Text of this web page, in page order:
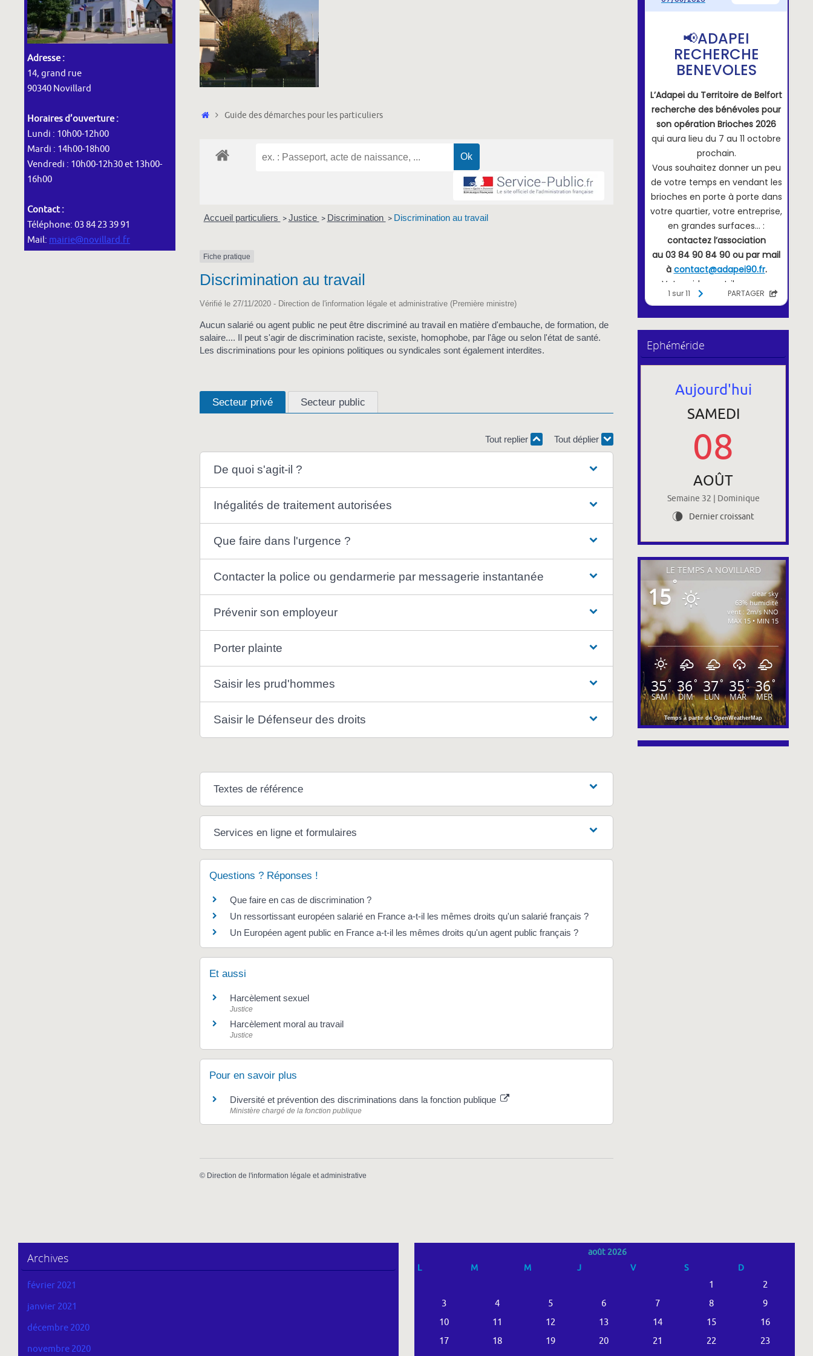
Accueil
Guide des démarches pour les particuliers
Accueil particuliers > Justice > Discrimination > Discrimination au travail
Fiche pratique
Discrimination au travail
Vérifié le 27/11/2020 - Direction de l'information légale et administrative (Première ministre)
Aucun salarié ou agent public ne peut être discriminé au travail en matière d'embauche, de formation, de
salaire.... Il peut s'agir de discrimination raciste, sexiste, homophobe, par l'âge ou selon l'état de santé.
Les discriminations pour les opinions politiques ou syndicales sont également interdites.
Secteur privé Secteur public
Tout replier Tout déplier
De quoi s'agit-il ?
Inégalités de traitement autorisées
Que faire dans l'urgence ?
Contacter la police ou gendarmerie par messagerie instantanée
Prévenir son employeur
Porter plainte
Saisir les prud'hommes
Saisir le Défenseur des droits
Textes de référence
Services en ligne et formulaires
Questions ? Réponses !
Que faire en cas de discrimination ?
Un ressortissant européen salarié en France a-t-il les mêmes droits qu'un salarié français ?
Un Européen agent public en France a-t-il les mêmes droits qu'un agent public français ?
Et aussi
Harcèlement sexuel
Justice
Harcèlement moral au travail
Justice
Pour en savoir plus
Diversité et prévention des discriminations dans la fonction publique
Ministère chargé de la fonction publique
© Direction de l'information légale et administrative
Adresse :
14, grand rue
90340 Novillard
Horaires d’ouverture :
Lundi : 10h00-12h00
Mardi : 14h00-18h00
Vendredi : 10h00-12h30 et 13h00-
16h00
Contact :
Téléphone: 03 84 23 39 91
Mail: mairie@novillard.fr
Ephéméride
Aujourd'hui
SAMEDI
08
AOÛT
Semaine 32 | Dominique
V Dernier croissant
LE TEMPS À NOVILLARD
15°
clear sky
63% humidité
vent : 2m/s NNO
MAX 15 • MIN 15
35°
SAM
36°
DIM
37°
LUN
35°
MAR
36°
MER
Temps à partir de OpenWeatherMap
Archives
février 2021
janvier 2021
décembre 2020
novembre 2020
août 2026
L
M M J V S D
1
2
3
4 5 6 7 8
9
10
11 12 13 14 15
16
17
18 19 20 21 22
23